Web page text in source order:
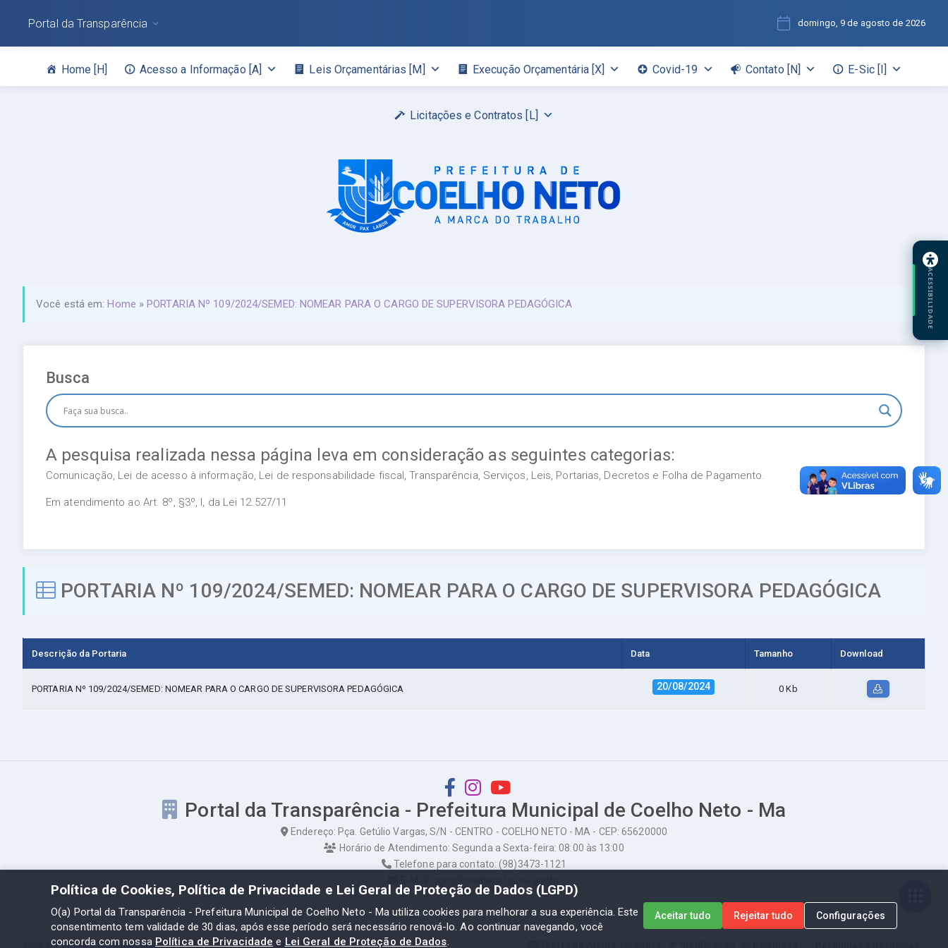
Home [H] Acesso a Informação [A] Leis Orçamentárias [M] Execução Orçamentária [X] Covid-19 Contato [N] E-Sic [I]
Licitações e Contratos [L]
Portal da Transparência domingo, 9 de agosto de 2026
Você está em:Home »PORTARIA Nº 109/2024/SEMED: NOMEAR PARA O CARGO DE SUPERVISORA PEDAGÓGICA
Busca
A pesquisa realizada nessa página leva em consideração as seguintes categorias:
Comunicação, Lei de acesso à informação, Lei de responsabilidade fiscal, Transparência, Serviços, Leis, Portarias, Decretos e Folha de Pagamento.
Em atendimento ao Art. 8º, §3º, I, da Lei 12.527/11
PORTARIA Nº 109/2024/SEMED: NOMEAR PARA O CARGO DE SUPERVISORA PEDAGÓGICA
Descrição da Portaria Data Tamanho Download
PORTARIA Nº 109/2024/SEMED: NOMEAR PARA O CARGO DE SUPERVISORA PEDAGÓGICA 20/08/2024 0 Kb
Portal da Transparência - Prefeitura Municipal de Coelho Neto - Ma
Endereço: Pça. Getúlio Vargas, S/N - CENTRO - COELHO NETO - MA - CEP: 65620000
Horário de Atendimento: Segunda a Sexta-feira: 08:00 às 13:00
Telefone para contato: (98)3473-1121
2026 ©Portal da Transparência - Prefeitura Municipal de Coelho Neto - Ma
ACESSIBILIDADE
Política de Cookies, Política de Privacidade e Lei Geral de Proteção de Dados (LGPD)
O(a) Portal da Transparência - Prefeitura Municipal de Coelho Neto - Ma utiliza cookies para melhorar a sua experiência. Este
consentimento tem validade de 30 dias, após esse período será necessário renová-lo. Ao continuar navegando, você
concorda com nossa Política de Privacidade e Lei Geral de Proteção de Dados.
Aceitar tudo Rejeitar tudo Configurações